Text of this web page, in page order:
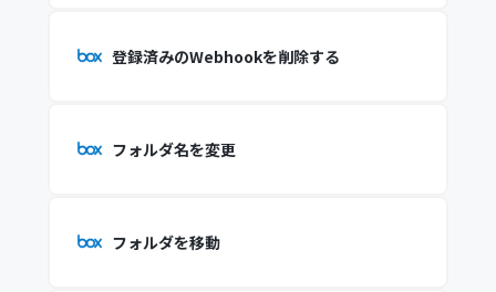
登録済みのWebhookを削除する
フォルダ名を変更
フォルダを移動